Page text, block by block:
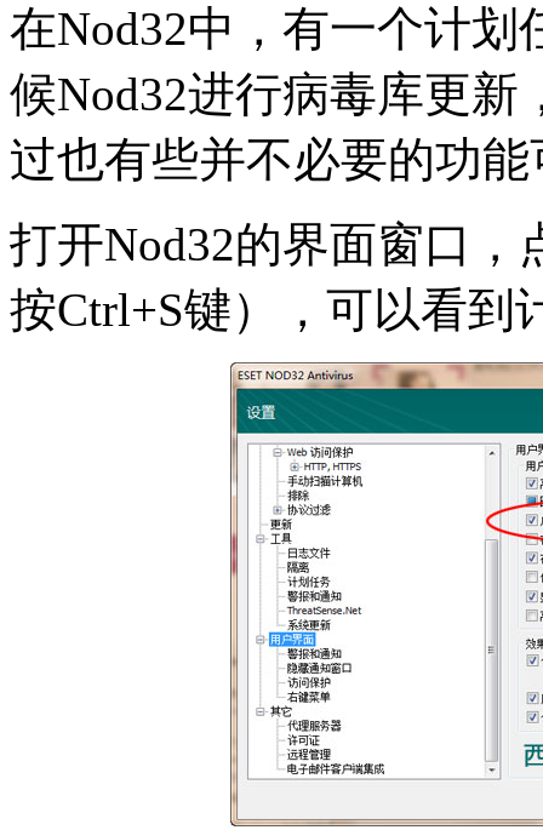
在Nod32中，有一个计
候Nod32进行病毒库更
过也有些并不必要的功
打开Nod32的界面窗口，
按Ctrl+S键），可以看到